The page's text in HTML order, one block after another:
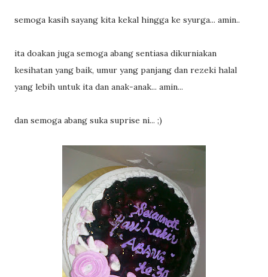
semoga kasih sayang kita kekal hingga ke syurga... amin..
ita doakan juga semoga abang sentiasa dikurniakan
kesihatan yang baik, umur yang panjang dan rezeki halal
yang lebih untuk ita dan anak-anak... amin...
dan semoga abang suka suprise ni... ;)